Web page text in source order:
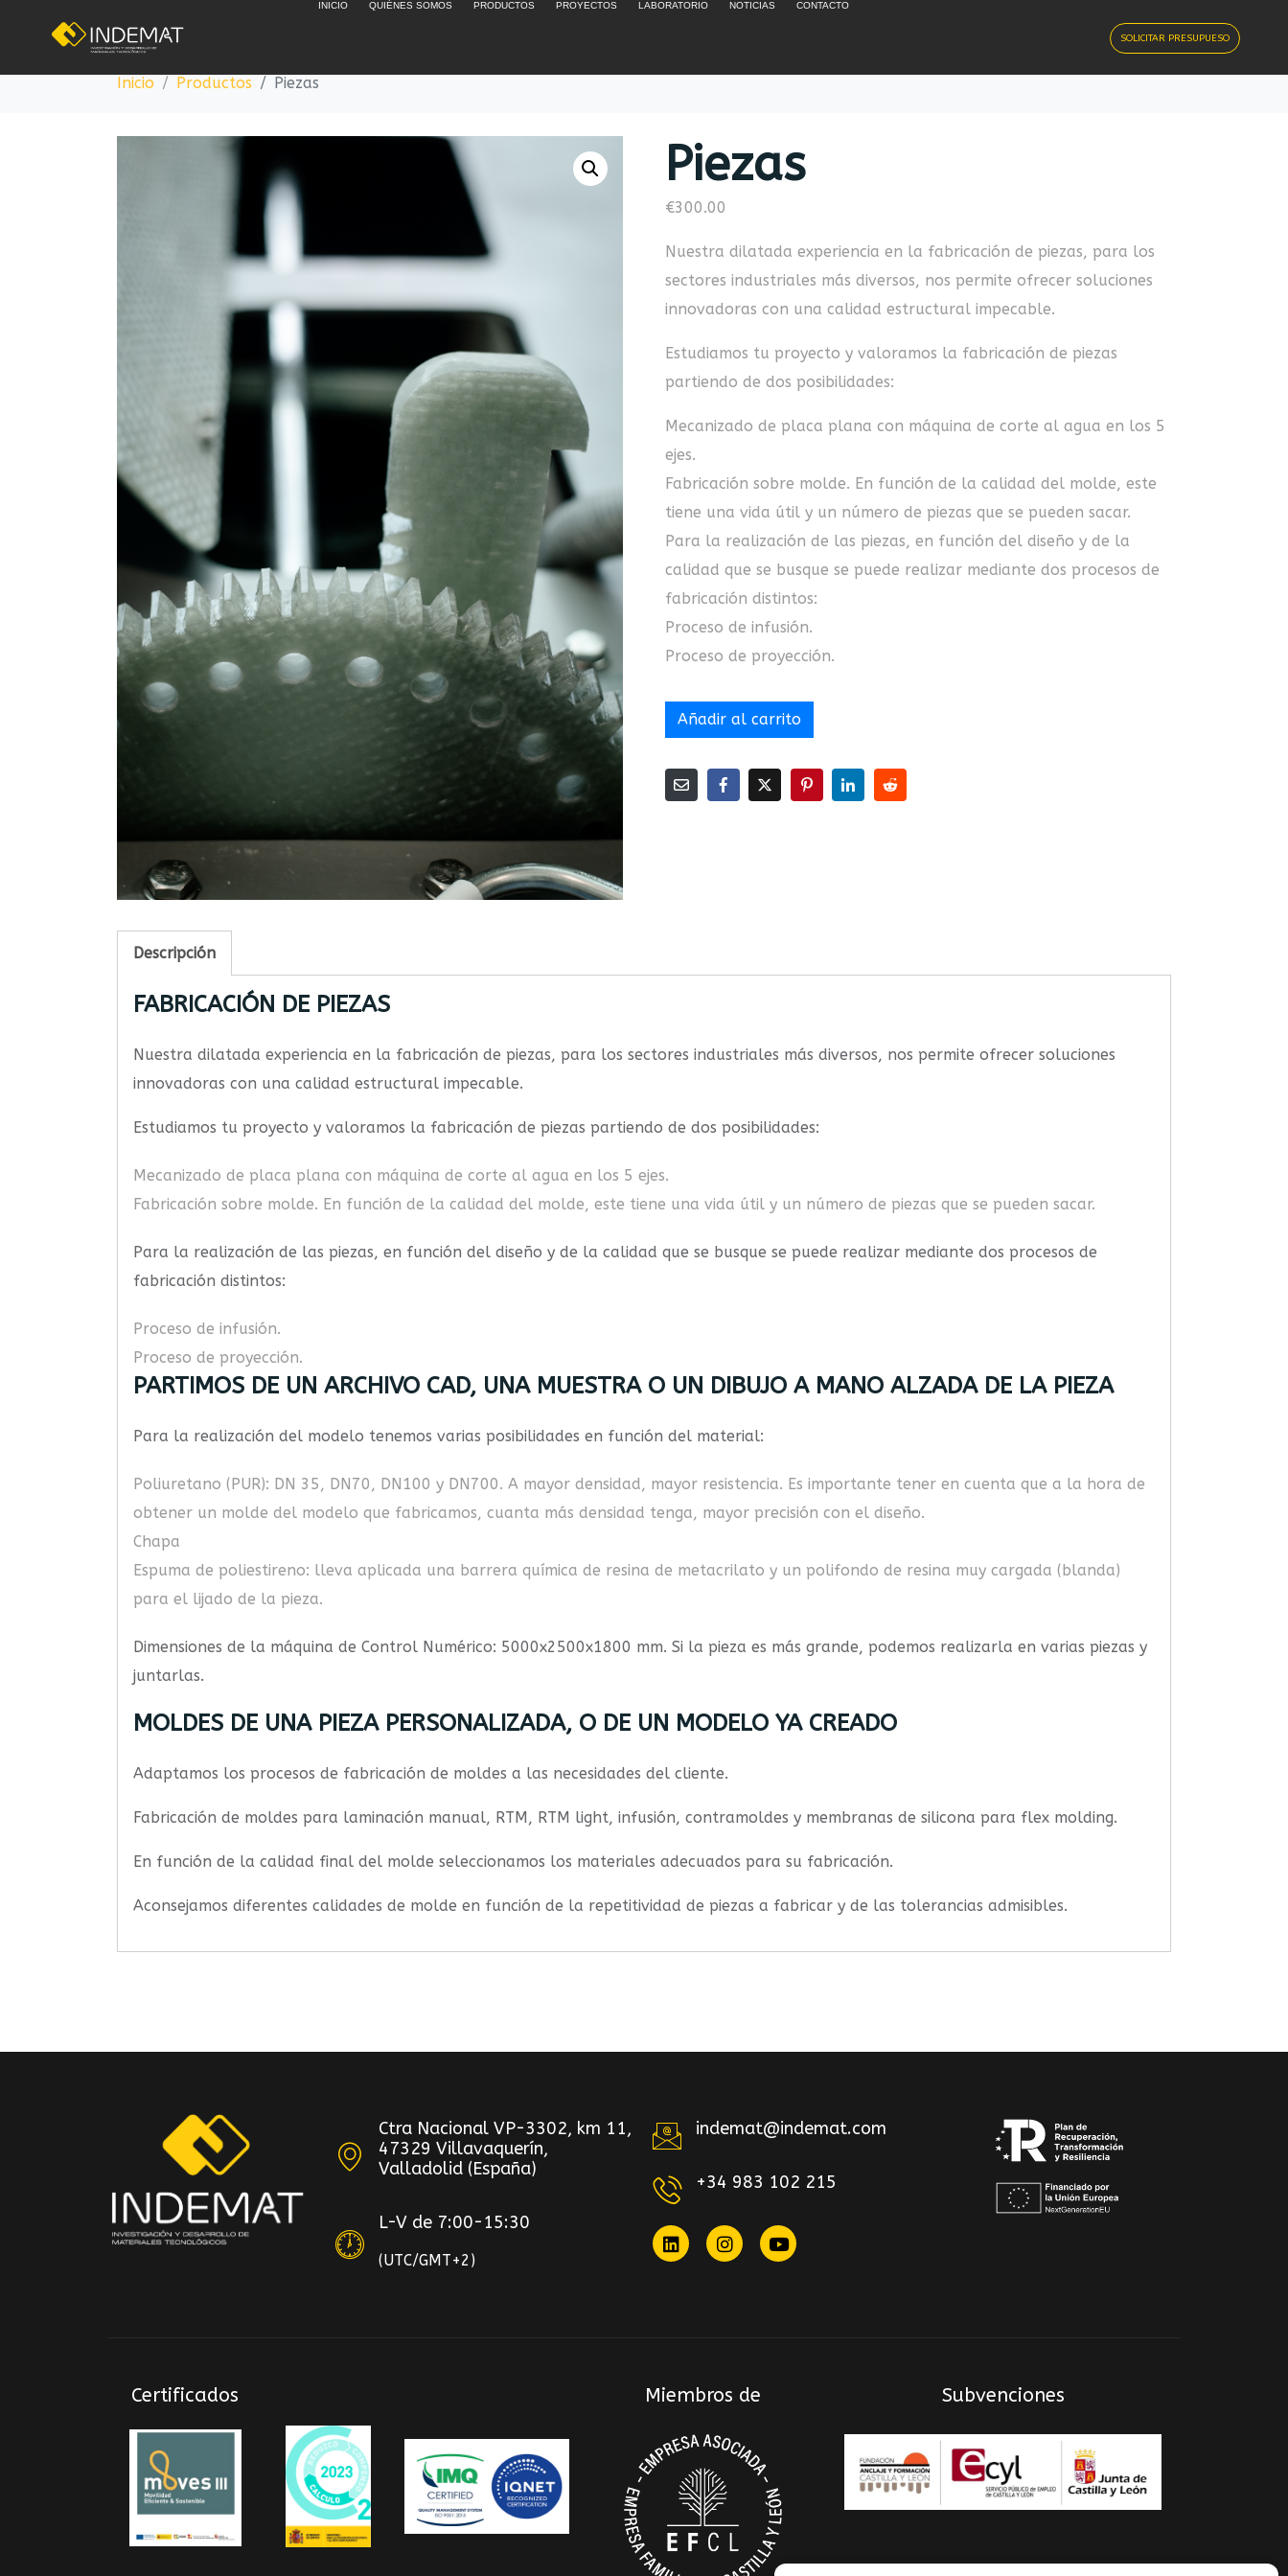
INICIO QUIÉNES SOMOS PRODUCTOS PROYECTOS LABORATORIO NOTICIAS CONTACTO
SOLICITAR PRESUPUESO
Piezas
Inicio Productos Piezas
Piezas
€300.00
Nuestra dilatada experiencia en la fabricación de piezas, para los
sectores industriales más diversos, nos permite ofrecer soluciones
innovadoras con una calidad estructural impecable.
Estudiamos tu proyecto y valoramos la fabricación de piezas
partiendo de dos posibilidades:
Mecanizado de placa plana con máquina de corte al agua en los 5
ejes.
Fabricación sobre molde. En función de la calidad del molde, este
tiene una vida útil y un número de piezas que se pueden sacar.
Para la realización de las piezas, en función del diseño y de la
calidad que se busque se puede realizar mediante dos procesos de
fabricación distintos:
Proceso de infusión.
Proceso de proyección.
Añadir al carrito
Descripción
FABRICACIÓN DE PIEZAS
Nuestra dilatada experiencia en la fabricación de piezas, para los sectores industriales más diversos, nos permite ofrecer soluciones
innovadoras con una calidad estructural impecable.
Estudiamos tu proyecto y valoramos la fabricación de piezas partiendo de dos posibilidades:
Mecanizado de placa plana con máquina de corte al agua en los 5 ejes.
Fabricación sobre molde. En función de la calidad del molde, este tiene una vida útil y un número de piezas que se pueden sacar.
Para la realización de las piezas, en función del diseño y de la calidad que se busque se puede realizar mediante dos procesos de
fabricación distintos:
Proceso de infusión.
Proceso de proyección.
PARTIMOS DE UN ARCHIVO CAD, UNA MUESTRA O UN DIBUJO A MANO ALZADA DE LA PIEZA
Para la realización del modelo tenemos varias posibilidades en función del material:
Poliuretano (PUR): DN 35, DN70, DN100 y DN700. A mayor densidad, mayor resistencia. Es importante tener en cuenta que a la hora de
obtener un molde del modelo que fabricamos, cuanta más densidad tenga, mayor precisión con el diseño.
Chapa
Espuma de poliestireno: lleva aplicada una barrera química de resina de metacrilato y un polifondo de resina muy cargada (blanda)
para el lijado de la pieza.
Dimensiones de la máquina de Control Numérico: 5000x2500x1800 mm. Si la pieza es más grande, podemos realizarla en varias piezas y
juntarlas.
MOLDES DE UNA PIEZA PERSONALIZADA, O DE UN MODELO YA CREADO
Adaptamos los procesos de fabricación de moldes a las necesidades del cliente.
Fabricación de moldes para laminación manual, RTM, RTM light, infusión, contramoldes y membranas de silicona para flex molding.
En función de la calidad final del molde seleccionamos los materiales adecuados para su fabricación.
Aconsejamos diferentes calidades de molde en función de la repetitividad de piezas a fabricar y de las tolerancias admisibles.
Ctra Nacional VP-3302, km 11,
47329 Villavaquerín,
Valladolid (España)
L-V de 7:00-15:30
(UTC/GMT+2)
indemat@indemat.com
+34 983 102 215
Certificados Miembros de Subvenciones